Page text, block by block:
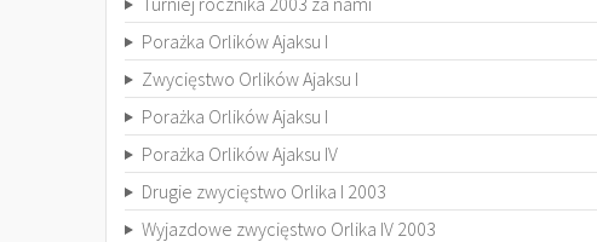
Porażka Orlików Ajaksu I
Zwycięstwo Orlików Ajaksu I
Porażka Orlików Ajaksu I
Porażka Orlików Ajaksu IV
Drugie zwycięstwo Orlika I 2003
Wyjazdowe zwycięstwo Orlika IV 2003